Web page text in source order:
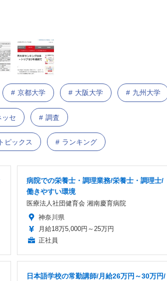
京都大学 大阪大学 九州大学
ッセ 調査
ピックス ランキング
病院での栄養士・調理業務/栄養士・調理士/
働きやすい環境
医療法人社団健育会 湘南慶育病院
神奈川県
月給18万5,000円～25万円
正社員
日本語学校の常勤講師/月給26万円～30万円/